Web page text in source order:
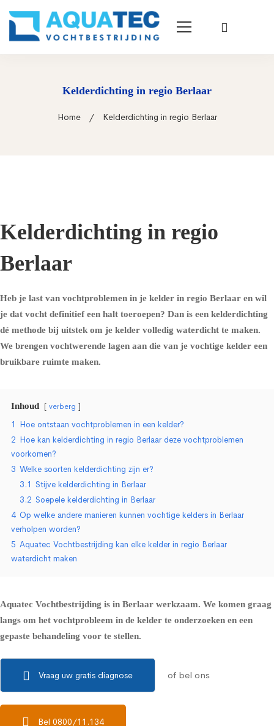
Kelderdichting in regio Berlaar
Home Kelderdichting in regio Berlaar
Kelderdichting in regio
Berlaar
Heb je last van vochtproblemen in je kelder in regio Berlaar en wil
je dat vocht definitief een halt toeroepen? Dan is een kelderdichting
dé methode bij uitstek om je kelder volledig waterdicht te maken.
We brengen vochtwerende lagen aan die van je vochtige kelder een
bruikbare ruimte maken.
Inhoud verberg
1 Hoe ontstaan vochtproblemen in een kelder?
2 Hoe kan kelderdichting in regio Berlaar deze vochtproblemen
voorkomen?
3 Welke soorten kelderdichting zijn er?
3.1 Stijve kelderdichting in Berlaar
3.2 Soepele kelderdichting in Berlaar
4 Op welke andere manieren kunnen vochtige kelders in Berlaar
verholpen worden?
5 Aquatec Vochtbestrijding kan elke kelder in regio Berlaar
waterdicht maken
Aquatec Vochtbestrijding is in Berlaar werkzaam. We komen graag
langs om het vochtprobleem in de kelder te onderzoeken en een
gepaste behandeling voor te stellen.
Vraag uw gratis diagnose of bel ons
Bel 0800/11.134